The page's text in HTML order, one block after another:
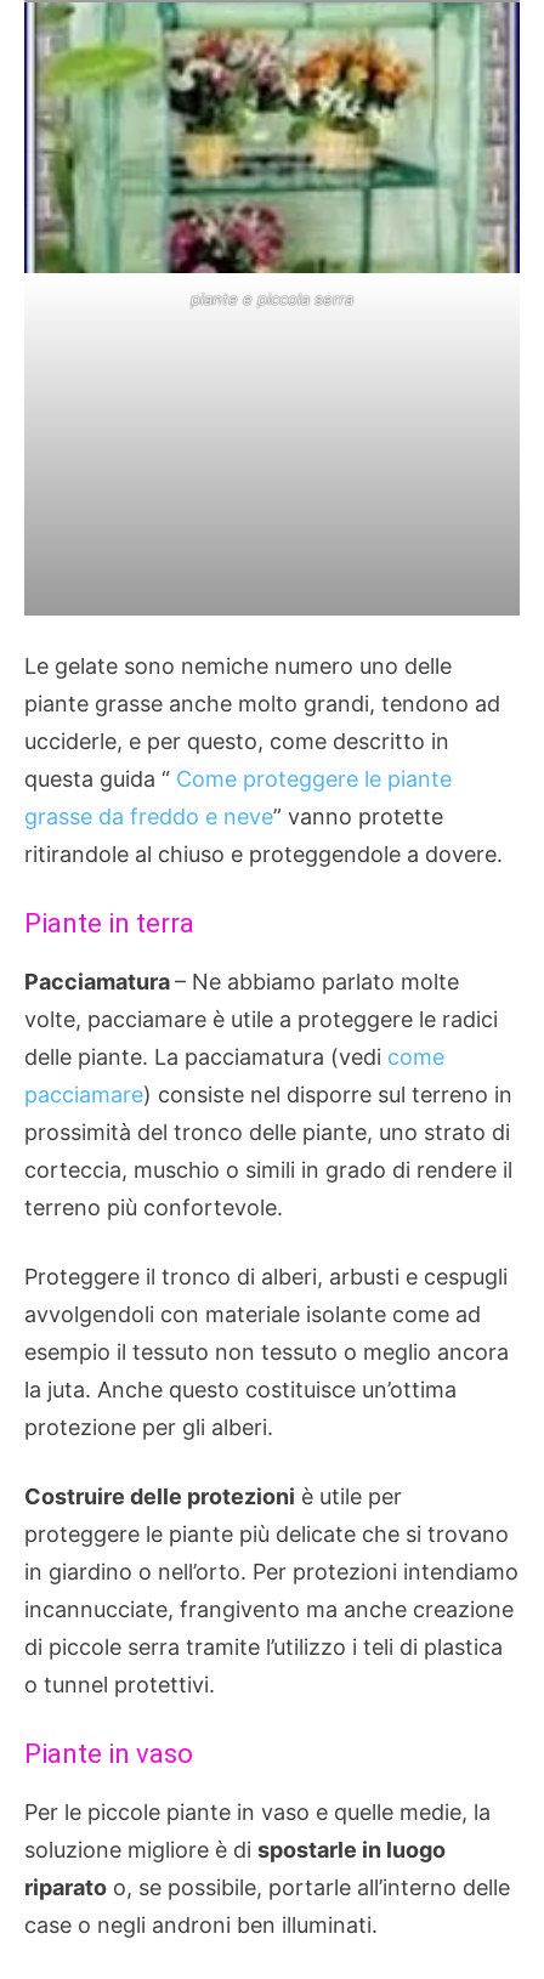
piante e piccola serra
Le gelate sono nemiche numero uno delle
piante grasse anche molto grandi, tendono ad
ucciderle, e per questo, come descritto in
questa guida “ Come proteggere le piante
grasse da freddo e neve” vanno protette
ritirandole al chiuso e proteggendole a dovere.
Piante in terra
Pacciamatura– Ne abbiamo parlato molte
volte, pacciamare è utile a proteggere le radici
delle piante. La pacciamatura (vedi come
pacciamare) consiste nel disporre sul terreno in
prossimità del tronco delle piante, uno strato di
corteccia, muschio o simili in grado di rendere il
terreno più confortevole.
Proteggere il tronco di alberi, arbusti e cespugli
avvolgendoli con materiale isolante come ad
esempio il tessuto non tessuto o meglio ancora
la juta. Anche questo costituisce un’ottima
protezione per gli alberi.
Costruire delle protezioni è utile per
proteggere le piante più delicate che si trovano
in giardino o nell’orto. Per protezioni intendiamo
incannucciate, frangivento ma anche creazione
di piccole serra tramite l’utilizzo i teli di plastica
o tunnel protettivi.
Piante in vaso
Per le piccole piante in vaso e quelle medie, la
soluzione migliore è di spostarle in luogo
riparato o, se possibile, portarle all’interno delle
case o negli androni ben illuminati.